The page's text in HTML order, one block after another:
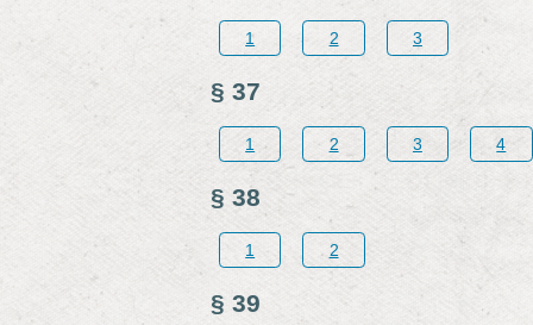
1 2 3
§ 37
1 2 3 4
§ 38
1 2
§ 39